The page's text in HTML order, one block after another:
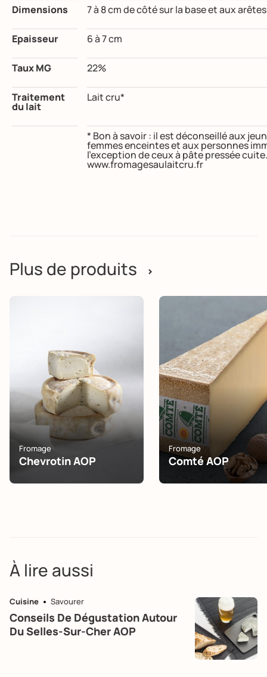
Dimensions 7 à 8 cm de côté sur la base et aux
Epaisseur 6 à 7 cm
Taux MG 22%
Traitement
du lait
Lait cru*
* Bon à savoir : il est déconseillé aux
femmes enceintes et aux personnes
l’exception de ceux à pâte pressée
www.fromagesaulaitcru.fr
Plus de produits >
Fromage
Chevrotin AOP
Fromage
Comté AOP
À lire aussi
Cuisine Savourer
Conseils De Dégustation Autour
Du Selles-Sur-Cher AOP